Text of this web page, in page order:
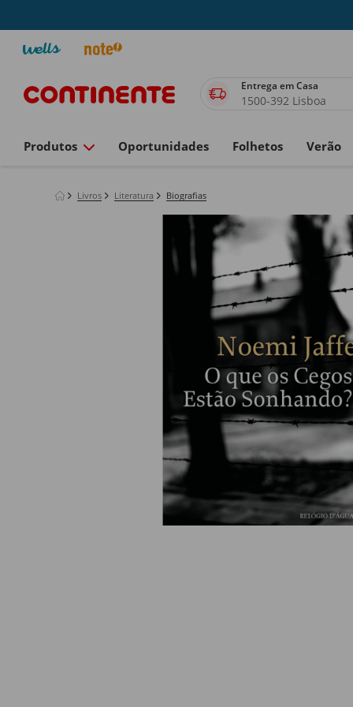
Entrega em Casa
1500-392 Lisboa
Produtos Oportunidades Folhetos Verão
Livros Literatura Biografias